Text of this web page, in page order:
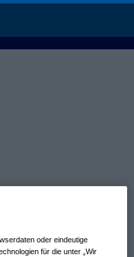
oder eindeutige
für die unter „Wir